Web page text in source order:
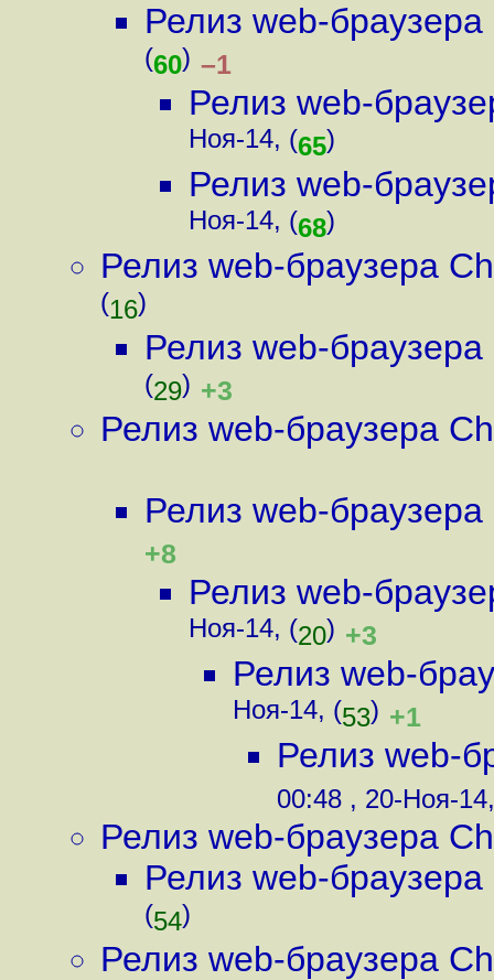
Релиз web-
(60) –1
Релиз web-
Ноя-14, (65)
Релиз web-
Ноя-14, (68)
Релиз web-браузера
(16)
Релиз web-
(29) +3
Релиз web-браузера
Релиз web-
+8
Релиз web-
Ноя-14, (20) +3
Релиз web-
Ноя-14, (53) +1
Релиз web-
00:48 , 20-Ноя-
Релиз web-браузера
Релиз web-
(54)
Релиз web-браузера